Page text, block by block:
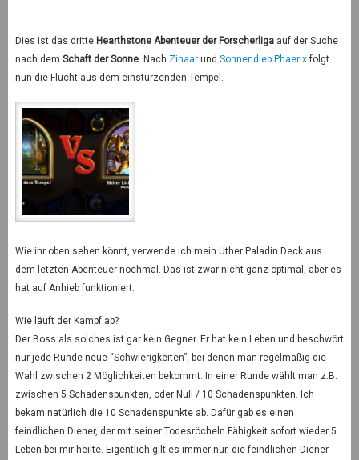
Dies ist das dritte Hearthstone Abenteuer der Forscherligaauf der Suche
nach dem Schaft der Sonne. Nach Zinaarund Sonnendieb Phaerixfolgt
nun die Flucht aus dem einstürzenden Tempel.
Wie ihr oben sehen könnt, verwende ich mein Uther Paladin Deck aus
dem letzten Abenteuer nochmal. Das ist zwar nicht ganz optimal, aber es
hat auf Anhieb funktioniert.
Wie läuft der Kampf ab?
Der Boss als solches ist gar kein Gegner. Er hat kein Leben und beschwört
nur jede Runde neue “Schwierigkeiten”, bei denen man regelmäßig die
Wahl zwischen 2 Möglichkeiten bekommt. In einer Runde wählt man z.B.
zwischen 5 Schadenspunkten, oder Null / 10 Schadenspunkten. Ich
bekam natürlich die 10 Schadenspunkte ab. Dafür gab es einen
feindlichen Diener, der mit seiner Todesröcheln Fähigkeit sofort wieder 5
Leben bei mir heilte. Eigentlich gilt es immer nur, die feindlichen Diener